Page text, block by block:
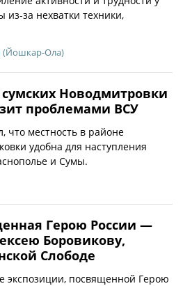
за нехватки техники,
(Йошкар-Ола)
Новодмитровки
проблемами ВСУ
что местность в районе
удобна для наступления
и Сумы.
Герою России —
Боровикову,
Слободе
экспозиции, посвященной Герою